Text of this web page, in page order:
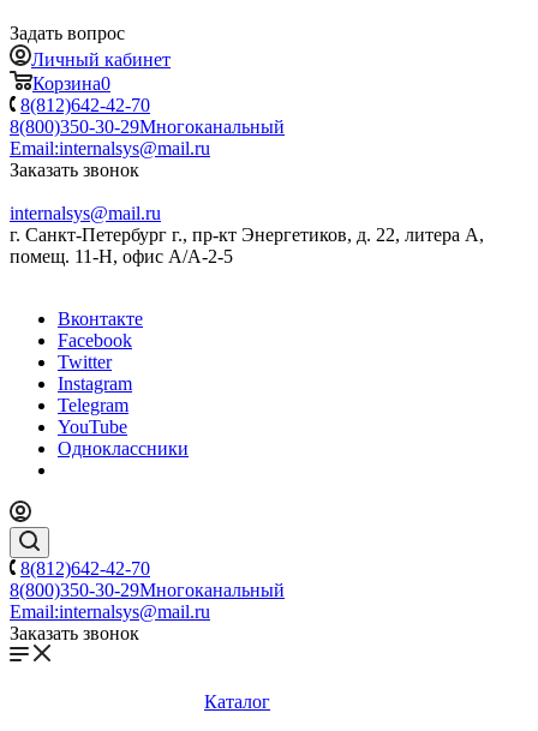
Задать вопрос
Личный кабинет
Корзина0
8(812)642-42-70
8(800)350-30-29Многоканальный
Email:internalsys@mail.ru
Заказать звонок
internalsys@mail.ru
г. Санкт-Петербург г., пр-кт Энергетиков, д. 22, литера А,
помещ. 11-Н, офис А/А-2-5
Вконтакте
Facebook
Twitter
Instagram
Telegram
YouTube
Одноклассники
8(812)642-42-70
8(800)350-30-29Многоканальный
Email:internalsys@mail.ru
Заказать звонок
Каталог